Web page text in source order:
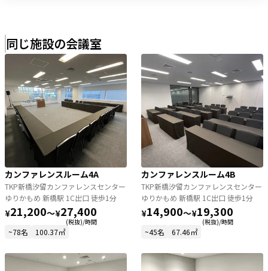
同じ施設の会議室
カンファレンスルーム4A
TKP新橋汐留カンファレンスセンター
ゆりかもめ 新橋駅 1C出口 徒歩1分
¥21,200〜¥27,400
(税抜)/時間
~78名 100.37㎡
カンファレンスルーム4B
TKP新橋汐留カンファレンスセンター
ゆりかもめ 新橋駅 1C出口 徒歩1分
¥14,900〜¥19,300
(税抜)/時間
~45名 67.46㎡